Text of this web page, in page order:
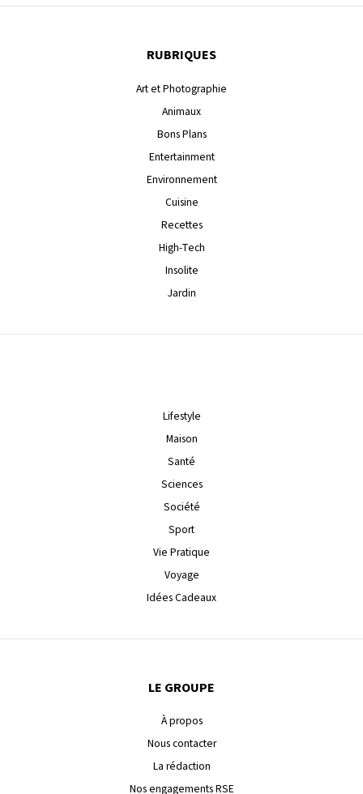
RUBRIQUES
Art et Photographie
Animaux
Bons Plans
Entertainment
Environnement
Cuisine
Recettes
High-Tech
Insolite
Jardin
Lifestyle
Maison
Santé
Sciences
Société
Sport
Vie Pratique
Voyage
Idées Cadeaux
LE GROUPE
À propos
Nous contacter
La rédaction
Nos engagements RSE